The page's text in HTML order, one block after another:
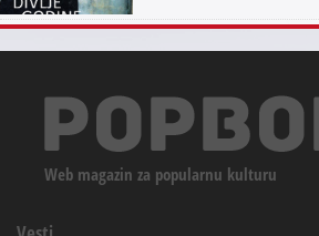
Web magazin za popularnu kulturu